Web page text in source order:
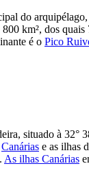
do
800 km², dos
é o Pico
situado à 32°
Canárias e as ilhas
As ilhas Canárias